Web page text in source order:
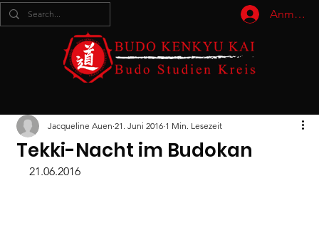
Tekki-Nacht im Budokan
Jacqueline Auen 21. Juni 2016 1 Min. Lesezeit
21.06.2016